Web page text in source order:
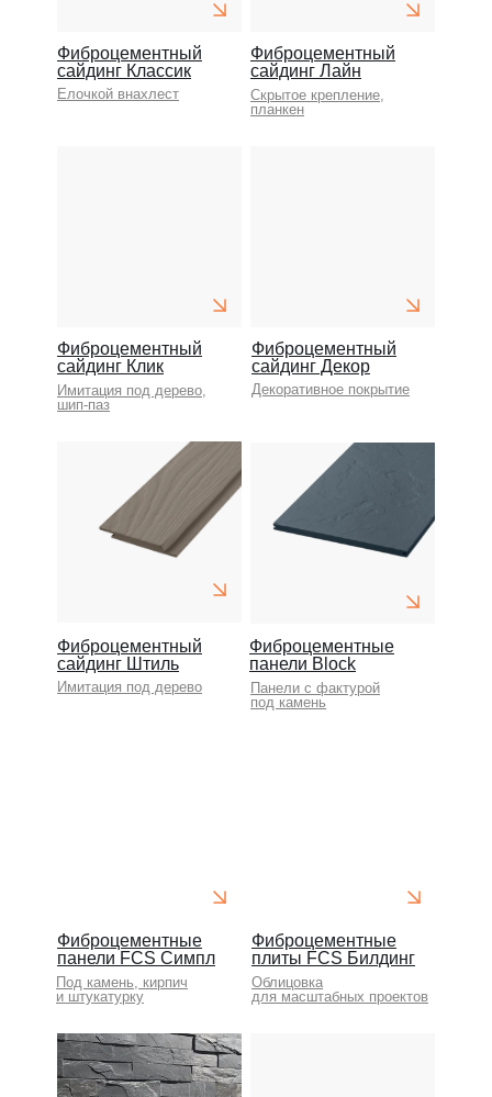
Под камень, кирпич
и штукатурку
Фиброцементные
панели FCS Симпл
Облицовка
для масштабных проектов
Фиброцементные
плиты FCS Билдинг
Фиброцементные
панели Block
Панели с фактурой
под камень
Имитация под дерево
Фиброцементный
сайдинг Штиль
Декоративное покрытие
Фиброцементный
сайдинг Декор
Имитация под дерево,
шип-паз
Фиброцементный
сайдинг Клик
Скрытое крепление,
планкен
Фиброцементный
сайдинг Лайн
Елочкой внахлест
Фиброцементный
сайдинг Классик